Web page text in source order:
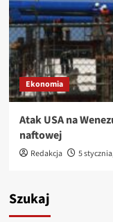
Ekonomia
Atak USA na
naftowej
Redakcja 5
Szukaj